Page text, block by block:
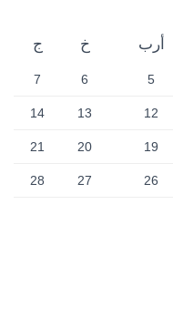
أرب خ ج
5
6
7
12
13
14
19
20
21
26
27
28